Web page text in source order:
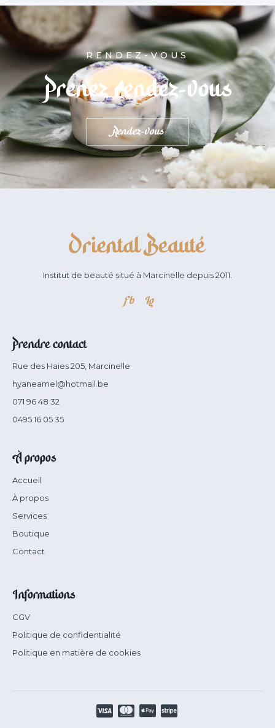
RENDEZ-VOUS
Prenez rendez-vous
Rendez-vous
Institut de beauté situé à Marcinelle depuis 2011.
Fb Ig
Prendre contact
Rue des Haies 205, Marcinelle
hyaneamel@hotmail.be
071 96 48 32
0495 16 05 35
À propos
Accueil
À propos
Services
Boutique
Contact
Informations
CGV
Politique de confidentialité
Politique en matière de cookies